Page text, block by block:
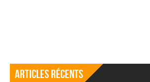
Articles récents